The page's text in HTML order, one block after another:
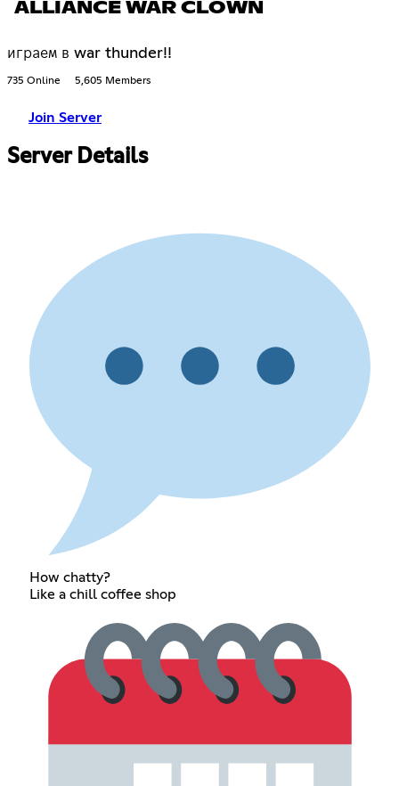
ALLIANCE WAR CLOWN
играем в war thunder!!
735 Online 5,605 Members
Join Server
Server Details
How chatty?
Like a chill coffee shop